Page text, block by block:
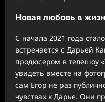
Новая любовь в
С начала 2021 года
встречается с Дарьей
продюсером в телешоу
увидеть вместе на
сам Егор не раз
чувствах к Дарье. Они